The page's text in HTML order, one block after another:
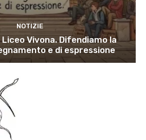
NOTIZIE
Vivona. Difendiamo la
e di espressione